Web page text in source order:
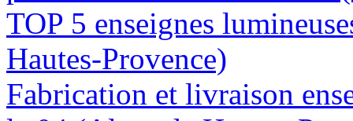
TOP 5 enseignes
Hautes-Provence)
Fabrication et livraison